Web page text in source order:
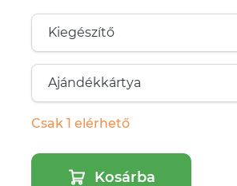
Csak 1 elérhető
Kosárba